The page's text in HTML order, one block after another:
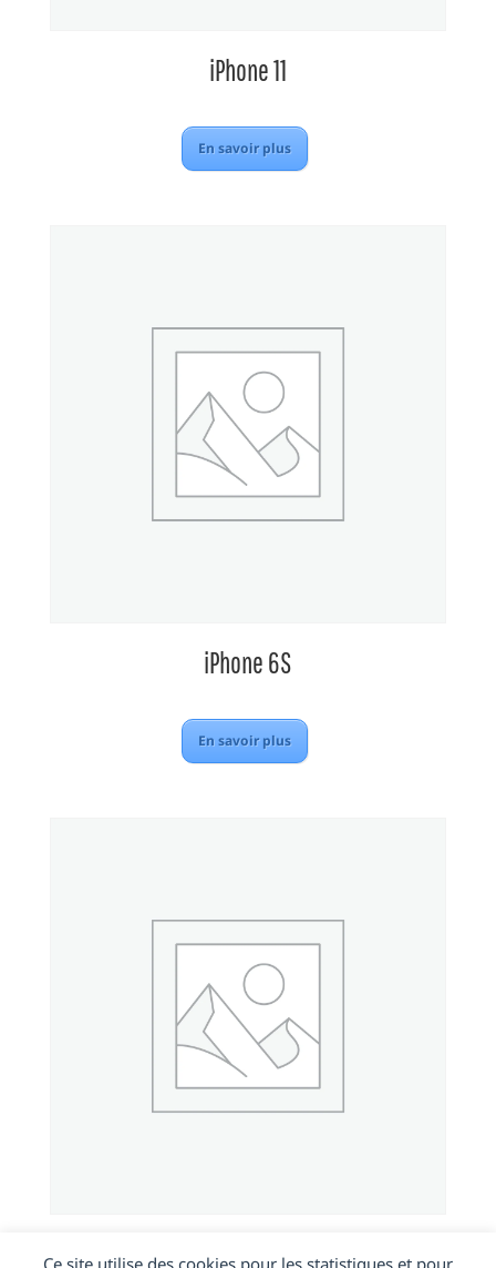
Ce site utilise des cookies pour les statistiques et pour
iPhone 11
En savoir plus
iPhone 6S
En savoir plus
iPhone 12 Mini